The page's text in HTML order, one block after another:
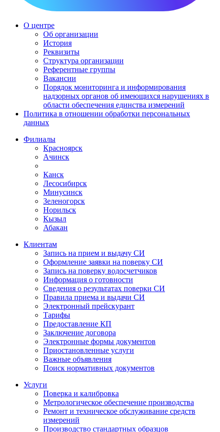
О центре
Об организации
История
Реквизиты
Структура организации
Референтные группы
Вакансии
Порядок мониторинга и информирования
надзорных органов об имеющихся нарушениях в
области обеспечения единства измерений
Политика в отношении обработки персональных
данных
Филиалы
Красноярск
Ачинск
Канск
Лесосибирск
Минусинск
Зеленогорск
Норильск
Кызыл
Абакан
Клиентам
Запись на прием и выдачу СИ
Оформление заявки на поверку СИ
Запись на поверку водосчетчиков
Информация о готовности
Сведения о результатах поверки СИ
Правила приема и выдачи СИ
Электронный прейскурант
Тарифы
Предоставление КП
Заключение договора
Электронные формы документов
Приостановленные услуги
Важные объявления
Поиск нормативных документов
Услуги
Поверка и калибровка
Метрологическое обеспечение производства
Ремонт и техническое обслуживание средств
измерений
Производство стандартных образцов